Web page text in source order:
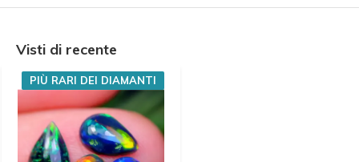
Visti di recente
PIÙ RARI DEI DIAMANTI